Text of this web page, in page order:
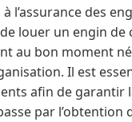
l’assurance des
louer un engin de
au bon moment
Il est
afin de garantir
par l’obtention